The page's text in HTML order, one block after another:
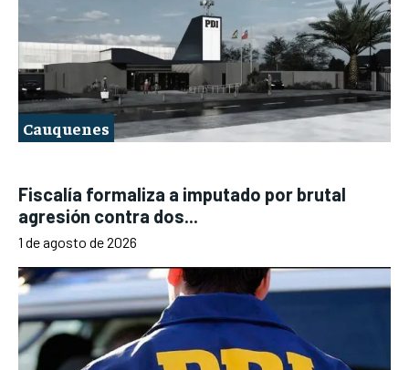
Cauquenes
Fiscalía formaliza a imputado por brutal
agresión contra dos...
1 de agosto de 2026